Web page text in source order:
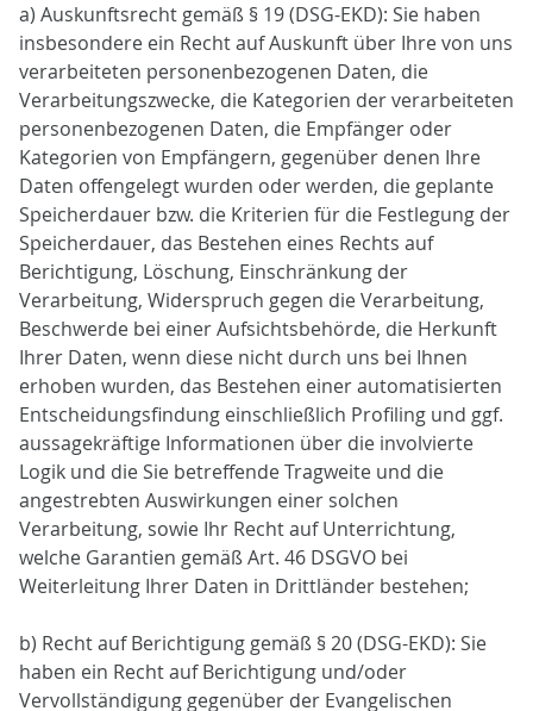
a) Auskunftsrecht gemäß § 19 (DSG-EKD): Sie haben
insbesondere ein Recht auf Auskunft über Ihre von uns
verarbeiteten personenbezogenen Daten, die
Verarbeitungszwecke, die Kategorien der verarbeiteten
personenbezogenen Daten, die Empfänger oder
Kategorien von Empfängern, gegenüber denen Ihre
Daten offengelegt wurden oder werden, die geplante
Speicherdauer bzw. die Kriterien für die Festlegung der
Speicherdauer, das Bestehen eines Rechts auf
Berichtigung, Löschung, Einschränkung der
Verarbeitung, Widerspruch gegen die Verarbeitung,
Beschwerde bei einer Aufsichtsbehörde, die Herkunft
Ihrer Daten, wenn diese nicht durch uns bei Ihnen
erhoben wurden, das Bestehen einer automatisierten
Entscheidungsfindung einschließlich Profiling und ggf.
aussagekräftige Informationen über die involvierte
Logik und die Sie betreffende Tragweite und die
angestrebten Auswirkungen einer solchen
Verarbeitung, sowie Ihr Recht auf Unterrichtung,
welche Garantien gemäß Art. 46 DSGVO bei
Weiterleitung Ihrer Daten in Drittländer bestehen;
b) Recht auf Berichtigung gemäß § 20 (DSG-EKD): Sie
haben ein Recht auf Berichtigung und/oder
Vervollständigung gegenüber der Evangelischen